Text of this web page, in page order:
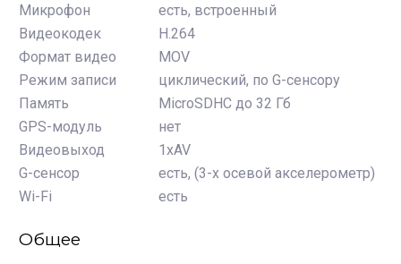
Микрофон
есть, встроенный
Видеокодек
H.264
Формат видео
MOV
Режим записи
циклический, по G-сенсору
Память
MicroSDHC до 32 Гб
GPS-модуль
нет
Видеовыход
1хAV
G-сенсор
есть, (3-х осевой акселерометр)
Wi-Fi
есть
Общее